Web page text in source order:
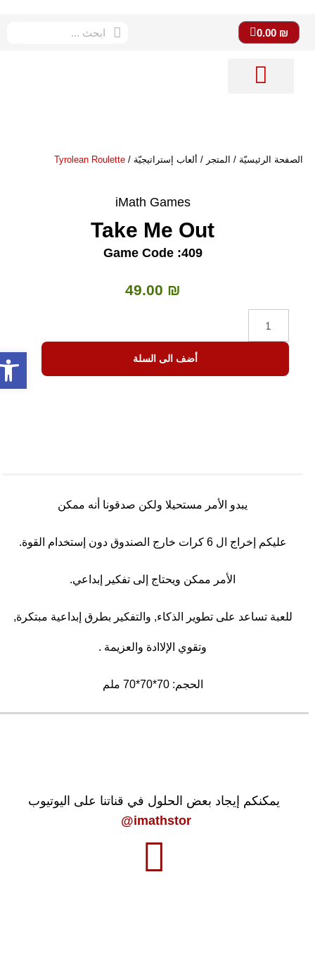
0.00₪
الصفحة الرئيسيّة/ المتجر/ ألعاب إستراتيجيّة/
Tyrolean Roulette
iMath Games
Take Me Out
Game Code :409
49.00₪
أضف الى السلة
يبدو الأمر مستحيلا ولكن صدقونا أنه ممكن
عليكم إخراج ال 6 كرات خارج الصندوق دون إستخدام القوة.
الأمر ممكن ويحتاج إلى تفكير إبداعي.
للعبة تساعد على تطوير الذكاء, والتفكير بطرق إبداعية مبتكرة,
وتقوي الإلاادة والعزيمة .
الحجم: 70*70*70 ملم
يمكنكم إيجاد بعض الحلول في قناتنا على اليوتيوب
imathstor@